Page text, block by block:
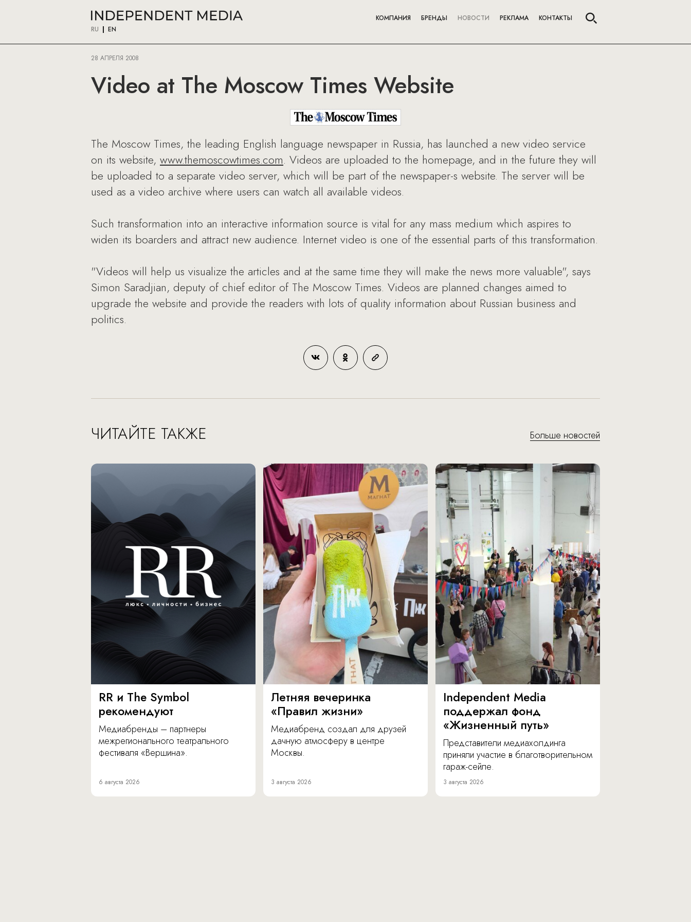
RU EN
КОМПАНИЯ БРЕНДЫ НОВОСТИ РЕКЛАМА КОНТАКТЫ
28 АПРЕЛЯ 2008
Video at The Moscow Times Website
The Moscow Times, the leading English language newspaper in Russia, has launched a new video service
on its website, www.themoscowtimes.com. Videos are uploaded to the homepage, and in the future they will
be uploaded to a separate video server, which will be part of the newspaper-s website. The server will be
used as a video archive where users can watch all available videos.
Such transformation into an interactive information source is vital for any mass medium which aspires to
widen its boarders and attract new audience. Internet video is one of the essential parts of this transformation.
"Videos will help us visualize the articles and at the same time they will make the news more valuable", says
Simon Saradjian, deputy of chief editor of The Moscow Times. Videos are planned changes aimed to
upgrade the website and provide the readers with lots of quality information about Russian business and
politics.
ЧИТАЙТЕ ТАКЖЕ Больше новостей
RR и The Symbol
рекомендуют
Медиабренды – партнеры
межрегионального театрального
фестиваля «Вершина».
6 августа 2026
Летняя вечеринка
«Правил жизни»
Медиабренд создал для друзей
дачную атмосферу в центре
Москвы.
3 августа 2026
Independent Media
поддержал фонд
«Жизненный путь»
Представители медиахолдинга
приняли участие в благотворительном
гараж-сейле.
3 августа 2026